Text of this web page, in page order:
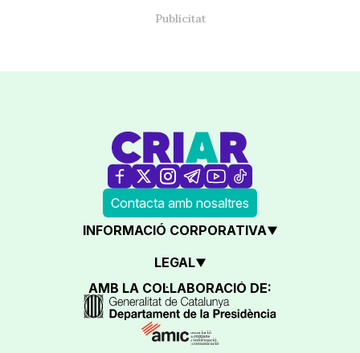
Contacta amb nosaltres
INFORMACIÓ CORPORATIVA
LEGAL
AMB LA COL·LABORACIÓ DE: